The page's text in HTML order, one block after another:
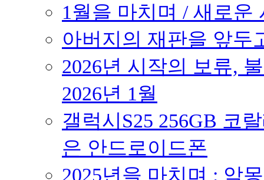
1월을 마치며 / 새로운
아버지의 재판을 앞두
2026년 시작의 보류,
2026년 1월
갤럭시S25 256GB 코
은 안드로이드폰
2025년을 마치며 : 악